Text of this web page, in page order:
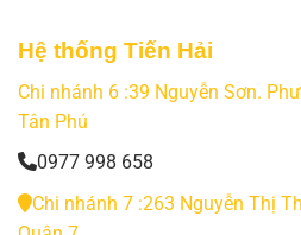
Hệ thống Tiến Hải
Chi nhánh 6 :39 Nguyễn Sơn.
Tân Phú
0977 998 658
Chi nhánh 7 :263 Nguyễn Thị